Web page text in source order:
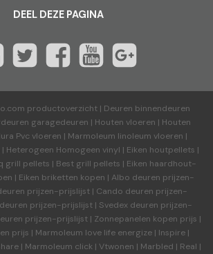
DEEL DEZE PAGINA
productoverzicht| Deuren binnendeuren
garagedeuren | Houten vloeren | Houten
Pvc vloeren | Marmoleum linoleum vloeren |
| Heterogeen Homogeen vinyl | Eiken houtpellets |
grill pellets | Best grill pellets | Eiken haardhout-
| Eiken briketten kopen | Albo deuren prijzen-
prijzen-prijslijst | Cando deuren prijzen-
prijzen-prijslijst | Svedex deuren prijzen-
prijzen-prijslijst| Zonnepanelen kopen prijs |
prijs | Marmoleum love life energize | Inspire |
| Marmoleum click| Vtwonen | Marbled | Real |